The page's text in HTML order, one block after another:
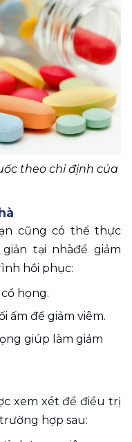
theo chỉ định của
cũng có thể thực
tại nhàđể giảm
hồi phục:
họng.
ấm để giảm viêm.
giúp làm giảm
xem xét để điều trị
hợp sau: